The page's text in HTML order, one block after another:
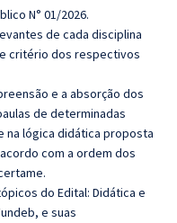
N° 01/2026.
de cada disciplina
critério dos respectivos
e a absorção dos
de determinadas
na lógica didática proposta
com a ordem dos
do Edital: Didática e
e suas